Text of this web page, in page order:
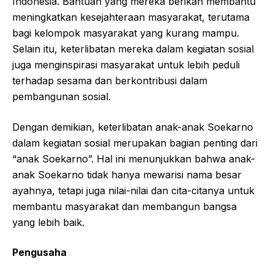
meningkatkan kesejahteraan masyarakat, terutama
bagi kelompok masyarakat yang kurang mampu.
Selain itu, keterlibatan mereka dalam kegiatan sosial
juga menginspirasi masyarakat untuk lebih peduli
terhadap sesama dan berkontribusi dalam
pembangunan sosial.
Dengan demikian, keterlibatan anak-anak Soekarno
dalam kegiatan sosial merupakan bagian penting dari
“anak Soekarno”. Hal ini menunjukkan bahwa anak-
anak Soekarno tidak hanya mewarisi nama besar
ayahnya, tetapi juga nilai-nilai dan cita-citanya untuk
membantu masyarakat dan membangun bangsa
yang lebih baik.
Pengusaha